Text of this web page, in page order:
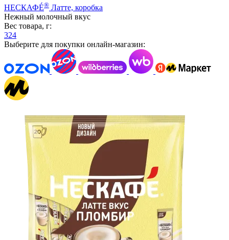
НЕСКАФÉ® Латте, коробка
Нежный молочный вкус
Вес товара, г:
324
Выберите для покупки онлайн-магазин: